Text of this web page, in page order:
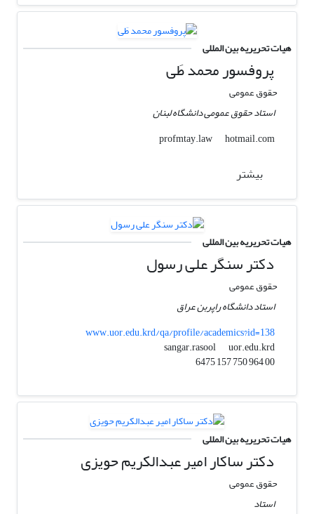
هیات تحریریه بین المللی
پروفسور محمد طَی
حقوق عمومی
استاد حقوق عمومی دانشگاه لبنان
profmtay.law
hotmail.com
بیشتر
هیات تحریریه بین المللی
دکتر سنگر علی رسول
حقوق عمومی
استاد دانشگاه راپربن عراق
www.uor.edu.krd/qa/profile/academics?id=138
sangar.rasool
uor.edu.krd
00 964 750 157 6475
هیات تحریریه بین المللی
دکتر ساکار امیر عبدالکریم حویزی
حقوق عمومی
استاد